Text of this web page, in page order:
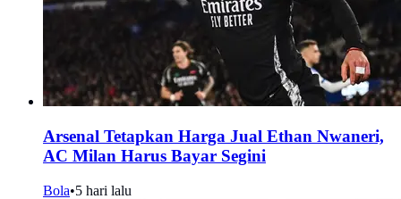
Arsenal Tetapkan Harga Jual Ethan Nwaneri,
AC Milan Harus Bayar Segini
Bola•5 hari lalu